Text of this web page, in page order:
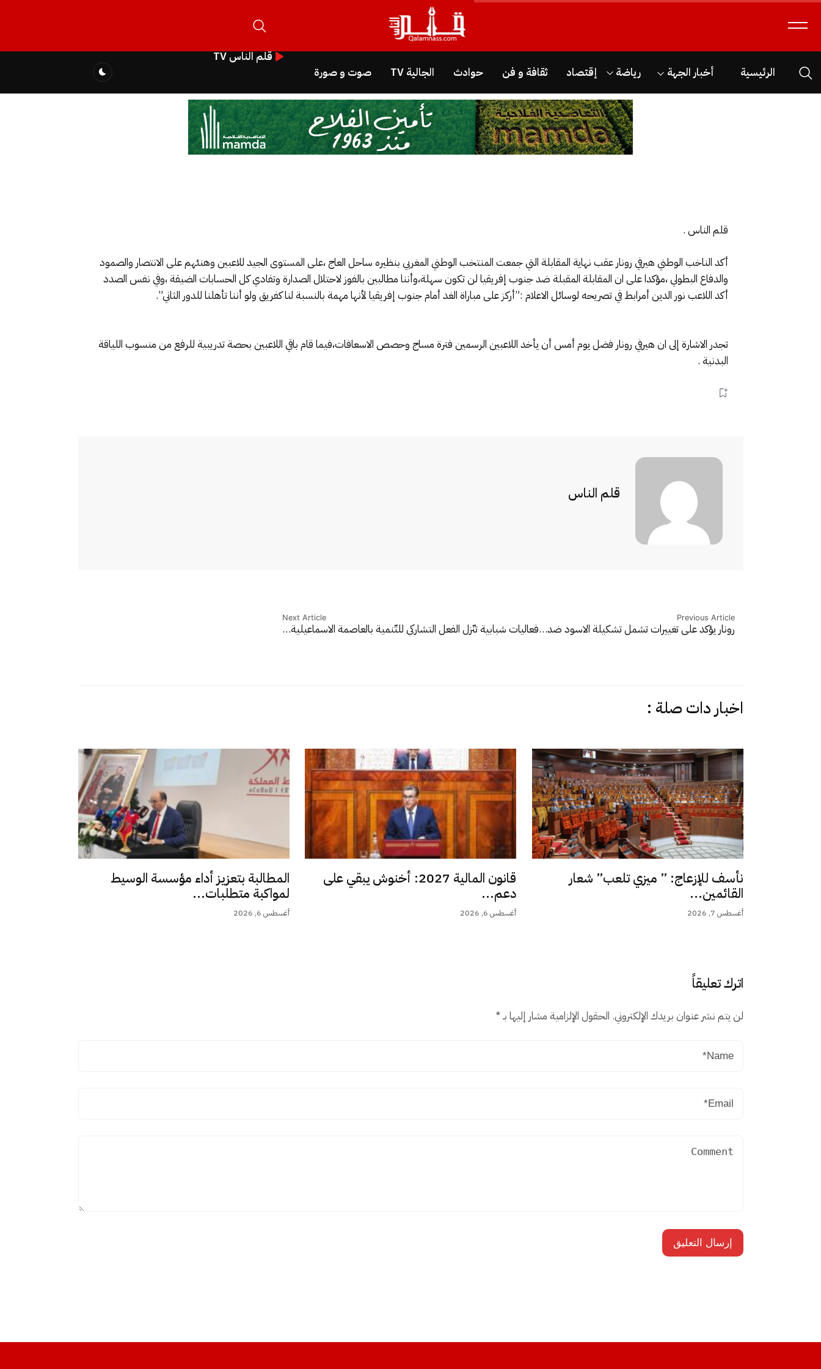
الرئيسية أخبار الجهة رياضة إقتصاد ثقافة و فن حوادث الجالية TV صوت و صورة
قلم الناس TV
قلم الناس .
أكد الناخب الوطني هيرفي رونار عقب نهاية المقابلة التي جمعت المنتخب الوطني المغربي بنظيره ساحل العاج ،على المستوى الجيد للاعبين وهنئهم على الانتصار والصمود
والدفاع البطولي ،مؤكدا على ان المقابلة المقبلة ضد جنوب إفريقيا لن تكون سهلة،وأننا مطالبين بالفوز لاحتلال الصدارة وتفادي كل الحسابات الضيقة ،وفي نفس الصدد
أكد اللاعب نور الدين أمرابط في تصريحه لوسائل الاعلام :”أركز على مباراة الغد أمام جنوب إفريقيا لأنها مهمة بالنسبة لنا كفريق ولو أننا تأهلنا للدور الثاني”.
تجدر الاشارة إلى ان هيرفي رونار فضل يوم أمس أن يأخد اللاعبين الرسمين فترة مساج وحصص الاسعافات،فيما قام باقي اللاعبين بحصة تدريبية للرفع من منسوب اللياقة
البدنية .
قلم الناس
Previous Article
رونار يؤكد على تغييرات تشمل تشكيلة الاسود ضد…
Next Article
فعاليات شبابية تنّزل الفعل التشاركي للتّنمية بالعاصمة الاسماعيلية…
اخبار دات صلة :
نأسف للإزعاج: ” ميزي تلعب” شعار
القائمين...
أغسطس 7, 2026
قانون المالية 2027: أخنوش يبقي على
دعم...
أغسطس 6, 2026
المطالبة بتعزيز أداء مؤسسة الوسيط
لمواكبة متطلبات...
أغسطس 6, 2026
اترك تعليقاً
لن يتم نشر عنوان بريدك الإلكتروني. الحقول الإلزامية مشار إليها بـ*